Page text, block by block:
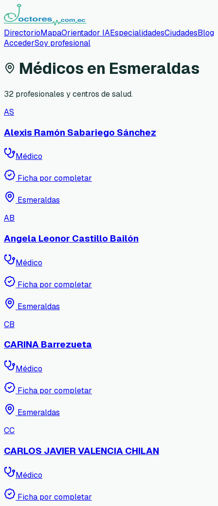
DirectorioMapaOrientador IAEspecialidadesCiudadesBlog
AccederSoy profesional
Médicos en Esmeraldas
32 profesionales y centros de salud.
AS
Alexis Ramón Sabariego Sánchez
Médico
Ficha por completar
Esmeraldas
AB
Angela Leonor Castillo Bailón
Médico
Ficha por completar
Esmeraldas
CB
CARINA Barrezueta
Médico
Ficha por completar
Esmeraldas
CC
CARLOS JAVIER VALENCIA CHILAN
Médico
Ficha por completar